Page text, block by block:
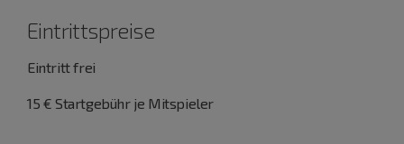
Eintrittspreise
Eintritt frei
15 € Startgebühr je Mitspieler